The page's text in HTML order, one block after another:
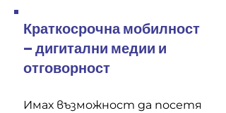
Краткосрочна мобилност
– дигитални медии и
отговорност
Имах възможност да посетя